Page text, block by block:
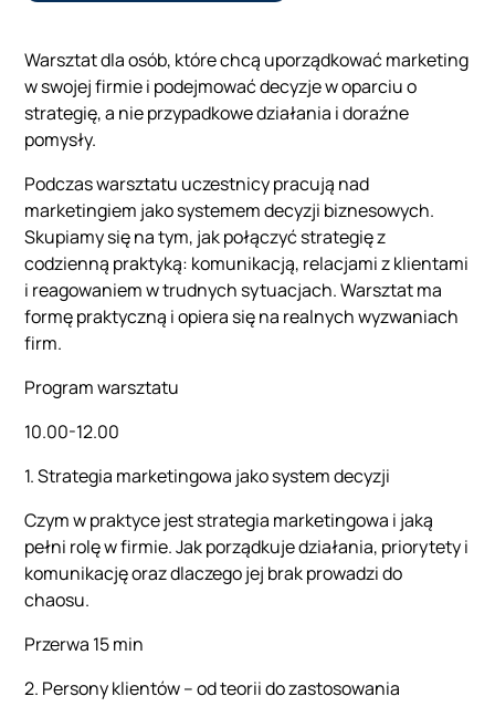
Warsztat dla osób, które chcą uporządkować marketing
w swojej firmie i podejmować decyzje w oparciu o
strategię, a nie przypadkowe działania i doraźne
pomysły.
Podczas warsztatu uczestnicy pracują nad
marketingiem jako systemem decyzji biznesowych.
Skupiamy się na tym, jak połączyć strategię z
codzienną praktyką: komunikacją, relacjami z klientami
i reagowaniem w trudnych sytuacjach. Warsztat ma
formę praktyczną i opiera się na realnych wyzwaniach
firm.
Program warsztatu
10.00-12.00
1. Strategia marketingowa jako system decyzji
Czym w praktyce jest strategia marketingowa i jaką
pełni rolę w firmie. Jak porządkuje działania, priorytety i
komunikację oraz dlaczego jej brak prowadzi do
chaosu.
Przerwa 15 min
2. Persony klientów – od teorii do zastosowania